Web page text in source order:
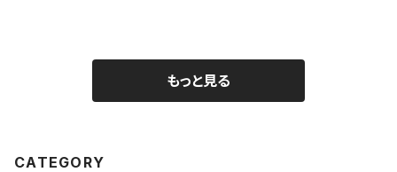
もっと見る
CATEGORY